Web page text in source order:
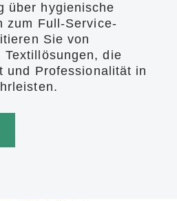
über hygienische
zum Full-Service-
Sie von
Textillösungen, die
und Professionalität in